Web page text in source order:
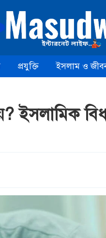
প্রযুক্তি ইসলাম ও
ইসলামিক